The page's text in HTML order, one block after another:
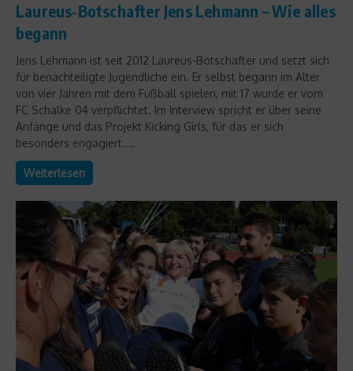
Laureus-Botschafter Jens Lehmann – Wie alles
begann
Jens Lehmann ist seit 2012 Laureus-Botschafter und setzt sich
für benachteiligte Jugendliche ein. Er selbst begann im Alter
von vier Jahren mit dem Fußball spielen, mit 17 wurde er vom
FC Schalke 04 verpflichtet. Im Interview spricht er über seine
Anfänge und das Projekt Kicking Girls, für das er sich
besonders engagiert....
Weiterlesen